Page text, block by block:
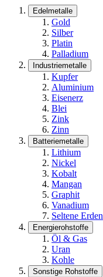
Edelmetalle
Gold
Silber
Platin
Palladium
Industriemetalle
Kupfer
Aluminium
Eisenerz
Blei
Zink
Zinn
Batteriemetalle
Lithium
Nickel
Kobalt
Mangan
Graphit
Vanadium
Seltene Erden
Energierohstoffe
Öl & Gas
Uran
Kohle
Sonstige Rohstoffe